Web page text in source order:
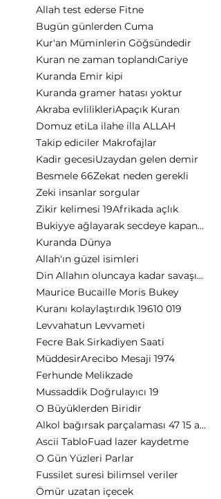
Allah test ederse Fitne
Bugün günlerden Cuma
Kur'an Müminlerin Göğsündedir
Kuran ne zaman toplandıCariye
Kuranda Emir kipi
Kuranda gramer hatası yoktur
Akraba evlilikleriApaçık Kuran
Domuz etiLa ilahe illa ALLAH
Takip ediciler Makrofajlar
Kadir gecesiUzaydan gelen demir
Besmele 66Zekat neden gerekli
Zeki insanlar sorgular
Zikir kelimesi 19Afrikada açlık
Bukiyye ağlayarak secdeye kapanma
Kuranda Dünya
Allah'ın güzel isimleri
Din Allahın oluncaya kadar savaşın ne demek
Maurice Bucaille Moris Bukey
Kuranı kolaylaştırdık 19610 019
Levvahatun Levvameti
Fecre Bak Sirkadiyen Saati
MüddesirArecibo Mesaji 1974
Ferhunde Melikzade
Mussaddik Doğrulayıcı 19
O Büyüklerden Biridir
Alkol bağırsak parçalaması 47 15 ayeti
Ascii TabloFuad lazer kaydetme
O Gün Yüzleri Parlar
Fussilet suresi bilimsel veriler
Ömür uzatan içecek